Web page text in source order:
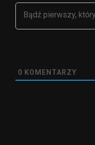
0 KOMENTARZY